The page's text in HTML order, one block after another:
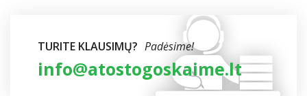
TURITE KLAUSIMŲ? Padėsime!
info@atostogoskaime.lt